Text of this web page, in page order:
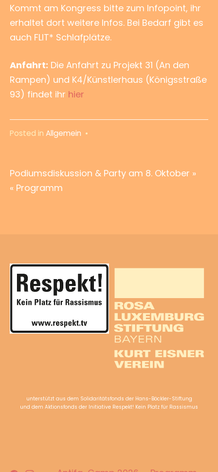
Kommt am Kongress bitte zum Infopoint, ihr
erhaltet dort weitere Infos. Bei Bedarf gibt es
auch FLIT* Schlafplätze.
Anfahrt: Die Anfahrt zu Projekt 31 (An den
Rampen) und K4/Künstlerhaus (Königsstraße
93) findet ihr hier
Posted in Allgemein •
Beitragsnavigation
Podiumsdiskussion & Party am 8. Oktober »
« Programm
unterstützt aus dem Solidaritätsfonds der Hans-Böckler-Stiftung
und dem Aktionsfonds der Initiative Respekt! Kein Platz für Rassismus